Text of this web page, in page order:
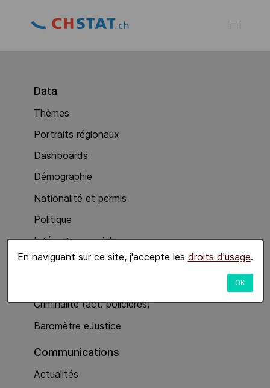
En naviguant sur ce site, j'accepte les droits d'usage.
OK
Data
Thèmes
Portraits régionaux
Dashboards
Démographie
Nationalité et permis
Politique
Intégration sociale
Economie
Criminalité (act. policières)
Baromètre eJustice
Communications
Actualités